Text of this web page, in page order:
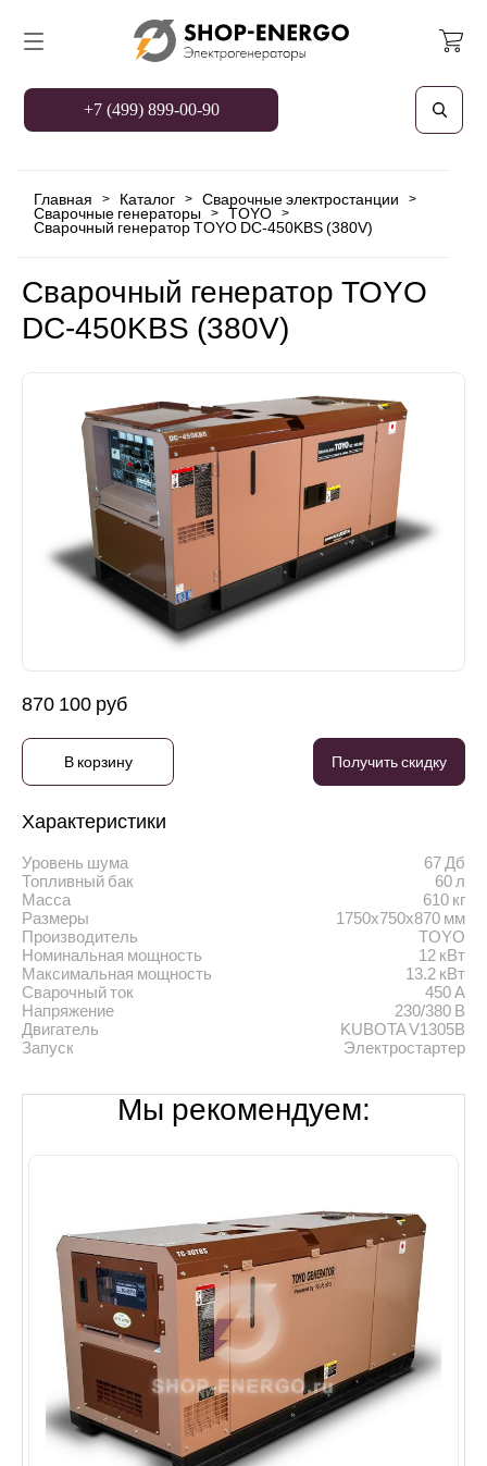
+7 (499) 899-00-90
Главная > Каталог > Сварочные электростанции >
Сварочные генераторы > TOYO >
Сварочный генератор TOYO DC-450KBS (380V)
Сварочный генератор TOYO
DC-450KBS (380V)
870 100 руб
В корзину Получить скидку
Характеристики
Уровень шума
67 Дб
Топливный бак
60 л
Масса
610 кг
Размеры
1750х750х870 мм
Производитель
TOYO
Номинальная мощность
12 кВт
Максимальная мощность
13.2 кВт
Сварочный ток
450 А
Напряжение
230/380 В
Двигатель
KUBOTA V1305B
Запуск
Электростартер
Мы рекомендуем: